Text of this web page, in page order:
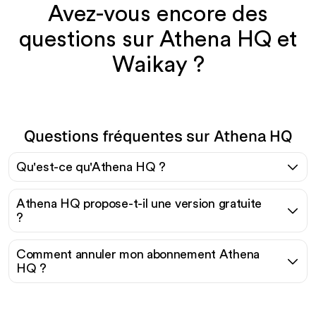
Avez-vous encore des
questions sur Athena HQ et
Waikay ?
Questions fréquentes sur Athena HQ
Qu'est-ce qu'Athena HQ ?
Athena HQ propose-t-il une version gratuite
?
Comment annuler mon abonnement Athena
HQ ?